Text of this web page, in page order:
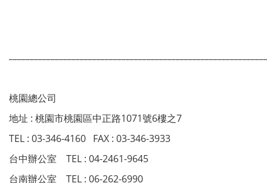
桃園總公司
地址 : 桃園市桃園區中正路1071號6樓之7
TEL : 03-346-4160 FAX : 03-346-3933
台中辦公室 TEL : 04-2461-9645
台南辦公室 TEL : 06-262-6990